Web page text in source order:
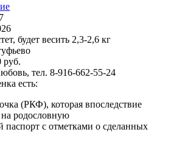
будет весить 2,3-2,6 кг
руб.
тел. 8-916-662-55-24
есть:
(РКФ), которая впоследствие
на родословную
паспорт с отметками о сделанных